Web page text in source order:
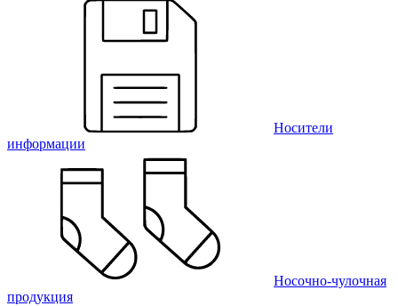
Носители
информации
Носочно-чулочная
продукция